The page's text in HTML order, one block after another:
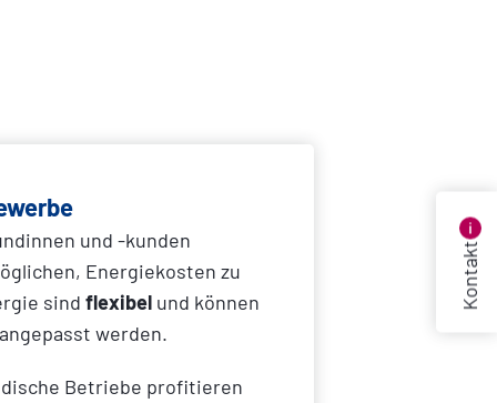
und -kunden
Energiekosten zu
sind flexibel und können
werden.
Betriebe profitieren
Kontakt